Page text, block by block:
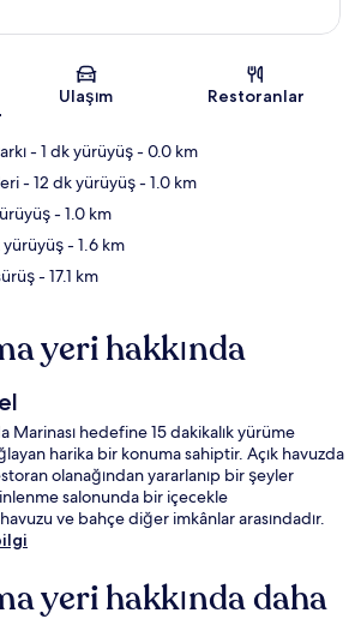
Ulaşım Restoranlar
- 1 dk yürüyüş- 0.0 km
- 12 dk yürüyüş- 1.0 km
- 1.0 km
yürüyüş- 1.6 km
- 17.1 km
yeri hakkında
Marinası hedefine 15 dakikalık yürüme
harika bir konuma sahiptir. Açık havuzda
olanağından yararlanıp bir şeyler
salonunda bir içecekle
ve bahçe diğer imkânlar arasındadır.
yeri hakkında daha